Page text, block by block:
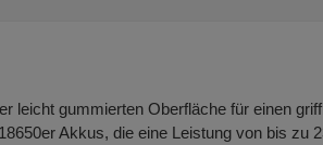
leicht gummierten Oberfläche für einen
Akkus, die eine Leistung von bis zu